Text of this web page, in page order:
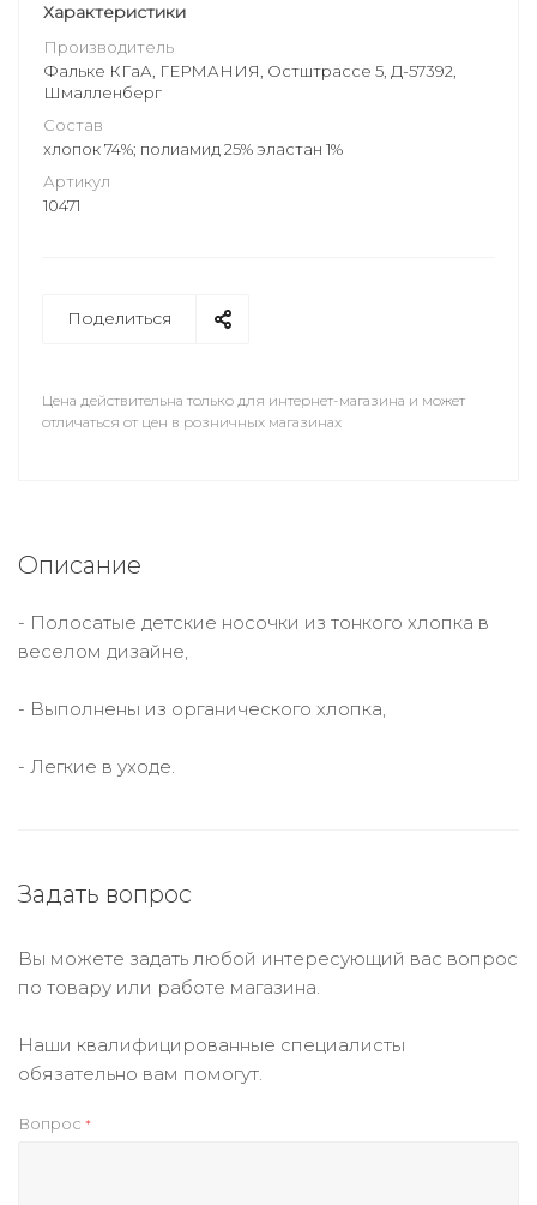
Характеристики
Производитель
Фальке КГаА, ГЕРМАНИЯ, Остштрассе 5, Д-57392,
Шмалленберг
Состав
хлопок 74%; полиамид 25% эластан 1%
Артикул
10471
Поделиться
Цена действительна только для интернет-магазина и может
отличаться от цен в розничных магазинах
Описание
- Полосатые детские носочки из тонкого хлопка в
веселом дизайне,
- Выполнены из органического хлопка,
- Легкие в уходе.
Задать вопрос
Вы можете задать любой интересующий вас вопрос
по товару или работе магазина.
Наши квалифицированные специалисты
обязательно вам помогут.
Вопрос *